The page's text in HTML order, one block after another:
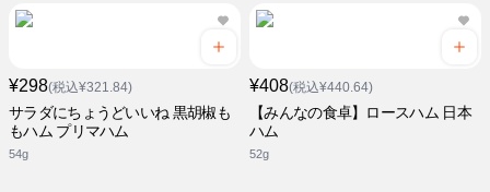
¥298(税込¥321.84)
サラダにちょうどいいね 黒胡椒も
もハム プリマハム
54g
¥408(税込¥440.64)
【みんなの食卓】ロースハム 日本
ハム
52g